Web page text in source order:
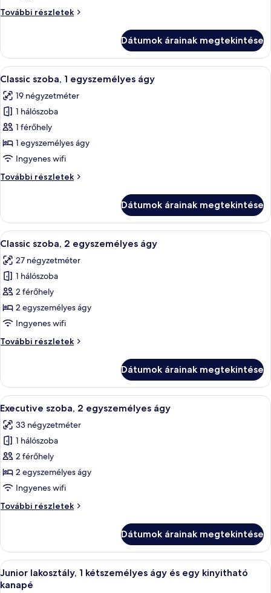
1
franciaágy
További részletek
Classic
(nagyméretű)
franciaágy
további
Dátumok árainak megtekintése
A
következő
szoba
összes
képének
megtekintése:
Classic
1
Egy szállodai szoba, amelyben
5
Classic szoba, 1 egyszemélyes ágy
19 négyzetméter
1 hálószoba
1 férőhely
1 egyszemélyes ágy
Ingyenes wifi
További részletek
Classic
ágy
további
részletei
Dátumok árainak megtekintése
A
következő
szoba
összes
képének
megtekintése:
Classic
2
Classic szoba, 2 egyszemélyes ágy |
5
Classic szoba, 2 egyszemélyes ágy
27 négyzetméter
1 hálószoba
2 férőhely
2 egyszemélyes ágy
Ingyenes wifi
További részletek
Classic
ágy
további
részletei
Dátumok árainak megtekintése
A
következő
szoba
összes
képének
megtekintése:
Executive
2
Egy szállodai szoba, ahol az ágyat
7
Executive szoba, 2 egyszemélyes ágy
33 négyzetméter
1 hálószoba
2 férőhely
2 egyszemélyes ágy
Ingyenes wifi
További részletek
Executive
ágy
további
részletei
Dátumok árainak megtekintése
A
következő
Egy szállodai szoba, amelyben egy
7
Junior lakosztály, 1 kétszemélyes ágy és egy kinyitható
kanapé